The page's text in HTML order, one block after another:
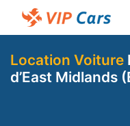
Location Voiture
d’East Midlands